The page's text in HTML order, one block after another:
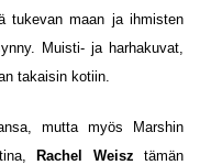
tukevan maan ja ihmisten
Muisti- ja harhakuvat,
takaisin kotiin.
mutta myös Marshin
Rachel Weisz tämän